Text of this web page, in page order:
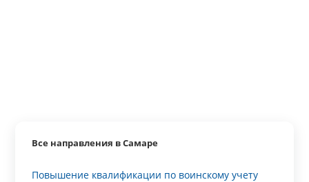
Все направления в Самаре
Повышение квалификации по воинскому учету